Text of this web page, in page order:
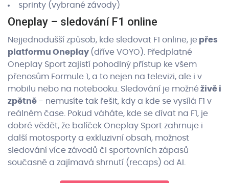
sprinty (vybrané závody)
Oneplay – sledování F1 online
Nejjednodušší způsob, kde sledovat F1 online, je přes
platformu Oneplay (dříve VOYO). Předplatné
Oneplay Sport zajistí pohodlný přístup ke všem
přenosům Formule 1, a to nejen na televizi, ale i v
mobilu nebo na notebooku. Sledování je možnéživě i
zpětně - nemusíte tak řešit, kdy a kde se vysílá F1 v
reálném čase. Pokud váháte, kde se dívat na F1, je
dobré vědět, že balíček Oneplay Sport zahrnuje i
další motosporty a exkluzivní obsah, možnost
sledování více závodů či sportovních zápasů
současně a zajímavá shrnutí (recaps) od AI.